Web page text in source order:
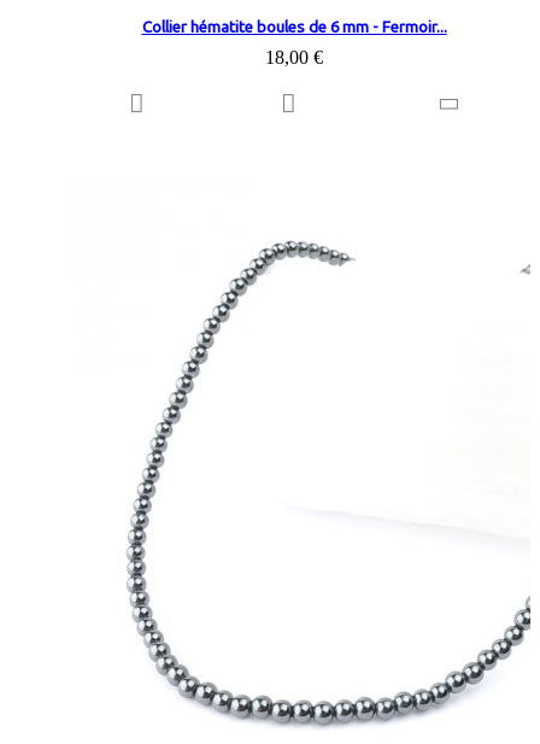
Collier hématite boules de 6 mm - Fermoir...
18,00 €